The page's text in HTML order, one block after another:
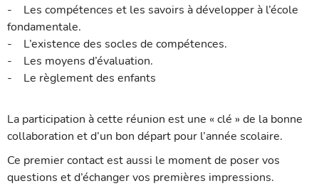
- Les compétences et les savoirs à développer à l’école
fondamentale.
- L’existence des socles de compétences.
- Les moyens d’évaluation.
- Le règlement des enfants
La participation à cette réunion est une « clé » de la bonne
collaboration et d’un bon départ pour l’année scolaire.
Ce premier contact est aussi le moment de poser vos
questions et d’échanger vos premières impressions.